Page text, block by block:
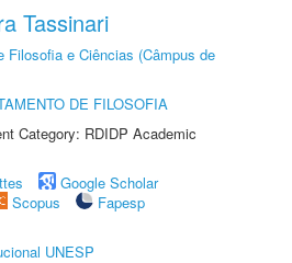
Tassinari
Filosofia e Ciências (Câmpus de
DE FILOSOFIA
Category: RDIDP Academic
Google Scholar
Scopus
Fapesp
UNESP